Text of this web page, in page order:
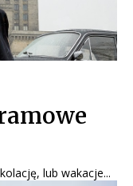
lub wakacje...